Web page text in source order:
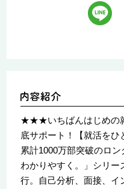
★★★いちばんはじめの
底サポート！【就活をひ
累計1000万部突破のロ
わかりやすく。」シリー
行。自己分析、面接、イ